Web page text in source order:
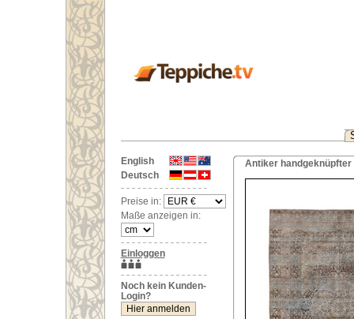
English
Deutsch
Preise in:
Maße anzeigen in:
Einloggen
Noch kein Kunden-
Login?
Antiker handgeknüpfter